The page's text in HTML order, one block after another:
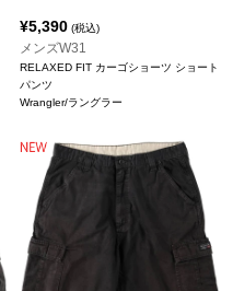
¥5,390 (税込)
メンズW31
RELAXED FIT カーゴショーツ ショート
パンツ
Wrangler/ラングラー